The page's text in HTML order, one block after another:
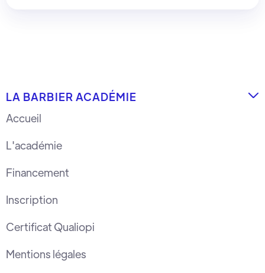
LA BARBIER ACADÉMIE 
Accueil
L'académie
Financement
Inscription
Certificat Qualiopi
Mentions légales